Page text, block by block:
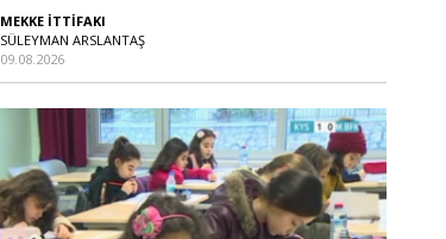
MEKKE İTTİFAKI
SÜLEYMAN ARSLANTAŞ
09.08.2026